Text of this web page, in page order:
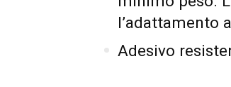
l’adattamento
Adesivo